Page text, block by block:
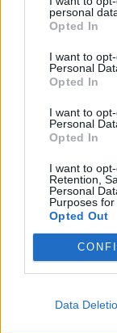
personal
Opted In
I want to
Personal
Opted In
I want to
Personal
Opted In
I want to
Retention,
Personal
Purposes for
Opted Out
Data
Callejero de
Código
Callejero de
Código